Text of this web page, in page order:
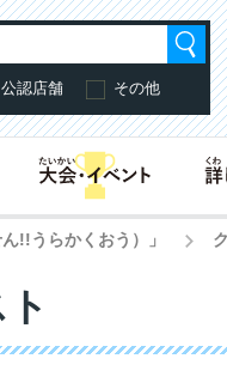
公認店舗 その他
はじめての方へ・あそ
!!うらかくおう）」